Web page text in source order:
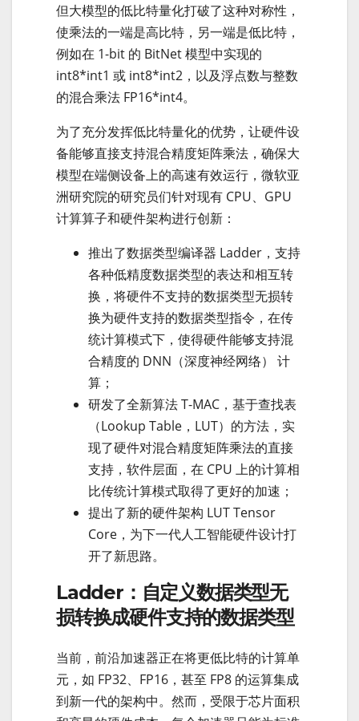
但大模型的低比特量化打破了这种对称性，
使乘法的一端是高比特，另一端是低比特，
例如在 1-bit 的 BitNet 模型中实现的
int8*int1 或 int8*int2，以及浮点数与整数
的混合乘法 FP16*int4。
为了充分发挥低比特量化的优势，让硬件设
备能够直接支持混合精度矩阵乘法，确保大
模型在端侧设备上的高速有效运行，微软亚
洲研究院的研究员们针对现有 CPU、GPU
计算算子和硬件架构进行创新：
推出了数据类型编译器 Ladder，支持
各种低精度数据类型的表达和相互转
换，将硬件不支持的数据类型无损转
换为硬件支持的数据类型指令，在传
统计算模式下，使得硬件能够支持混
合精度的 DNN（深度神经网络） 计
算；
研发了全新算法 T-MAC，基于查找表
（Lookup Table，LUT）的方法，实
现了硬件对混合精度矩阵乘法的直接
支持，软件层面，在 CPU 上的计算相
比传统计算模式取得了更好的加速；
提出了新的硬件架构 LUT Tensor
Core，为下一代人工智能硬件设计打
开了新思路。
Ladder：自定义数据类型无
损转换成硬件支持的数据类型
当前，前沿加速器正在将更低比特的计算单
元，如 FP32、FP16，甚至 FP8 的运算集成
到新一代的架构中。然而，受限于芯片面积